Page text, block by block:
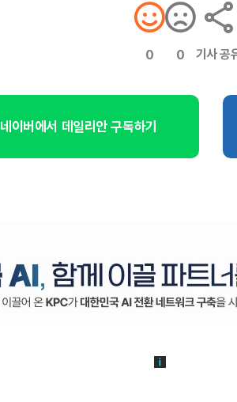
0 0 기사 공
네이버에서 데일리안 구독하기